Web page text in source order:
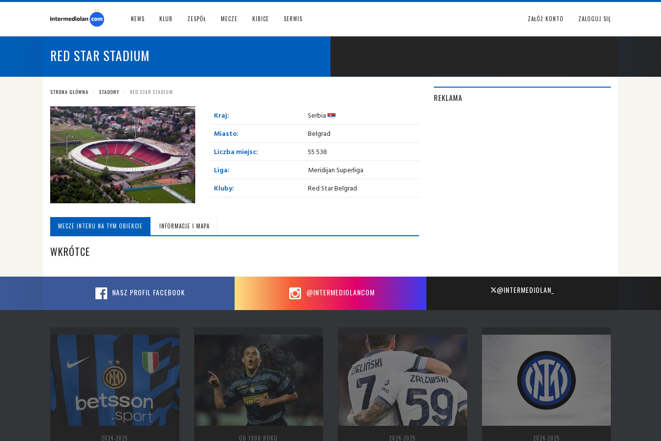
NEWS KLUB ZESPÓŁ MECZE KIBICE SERWIS ZAŁÓŻ KONTO ZALOGUJ SIĘ
RED STAR STADIUM
STRONA GŁÓWNA STADONY RED STAR STADIUM
Kraj:
Serbia
Miasto:
Belgrad
Liczba miejsc:
55 538
Liga:
Meridijan Superliga
Kluby:
Red Star Belgrad
MECZE INTERU NA TYM OBIEKCIE INFORMACJE I MAPA
WKRÓTCE
REKLAMA
NASZ PROFIL FACEBOOK @INTERMEDIOLANCOM @INTERMEDIOLAN_
2024-2025 OD 1908 ROKU 2024-2025 2024-2025